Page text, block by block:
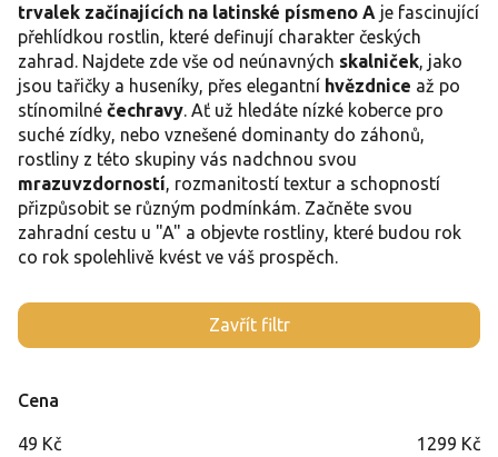
trvalek začínajících na latinské písmeno A je fascinující
přehlídkou rostlin, které definují charakter českých
zahrad. Najdete zde vše od neúnavných skalniček , jako
jsou tařičky a huseníky, přes elegantní hvězdnice až po
stínomilné čechravy . Ať už hledáte nízké koberce pro
suché zídky, nebo vznešené dominanty do záhonů,
rostliny z této skupiny vás nadchnou svou
mrazuvzdorností , rozmanitostí textur a schopností
přizpůsobit se různým podmínkám. Začněte svou
zahradní cestu u "A" a objevte rostliny, které budou rok
co rok spolehlivě kvést ve váš prospěch.
Zavřít filtr
Cena
49 Kč 1299 Kč
V
ý
s
p